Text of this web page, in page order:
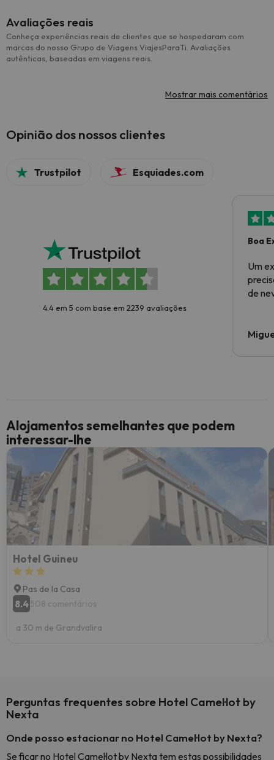
Avaliações reais
Conheça experiências reais de clientes que se hospedaram com
marcas do nosso Grupo de Viagens ViajesParaTi. Avaliações
autênticas, baseadas em viagens reais.
Mostrar mais comentários
Opinião dos nossos clientes
Trustpilot Esquiades.com
4.4 em 5 com base em 2239 avaliações
Boa
Um
de
Alojamentos semelhantes que podem
interessar-lhe
Hotel Guineu
Pas de la Casa
8.4508 comentários
a 30 m de Grandvalira
Perguntas frequentes sobre Hotel Camel·lot by
Nexta
Onde posso estacionar no Hotel Camel·lot by Nexta?
Se ficar no Hotel Camel·lot by Nexta tem estas possibilidades